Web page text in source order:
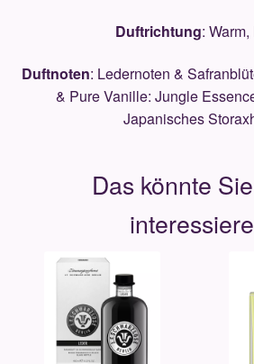
Duftrichtung:
Duftnoten: Ledernoten &
& Pure Vanille: Jungle
Japanisches